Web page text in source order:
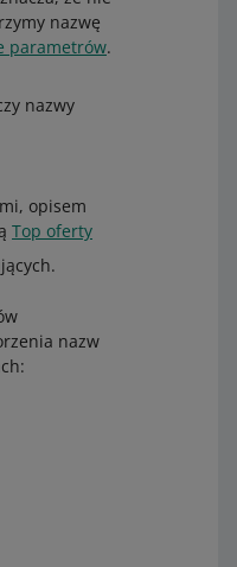
nazwę
parametrów.
nazwy
opisem
Top oferty
nazw